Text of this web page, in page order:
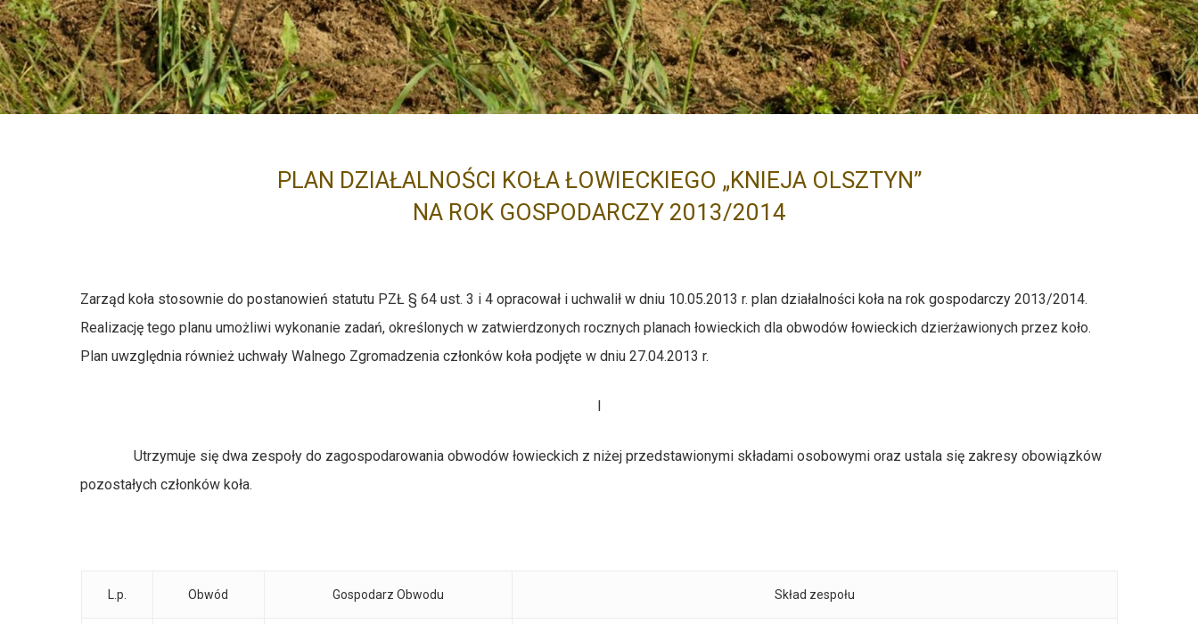
PLAN DZIAŁALNOŚCI KOŁA ŁOWIECKIEGO „KNIEJA OLSZTYN”
NA ROK GOSPODARCZY 2013/2014
Zarząd koła stosownie do postanowień statutu PZŁ § 64 ust. 3 i 4 opracował i uchwalił w dniu 10.05.2013 r. plan działalności koła na rok gospodarczy 2013/2014.
Realizację tego planu umożliwi wykonanie zadań, określonych w zatwierdzonych rocznych planach łowieckich dla obwodów łowieckich dzierżawionych przez koło.
Plan uwzględnia również uchwały Walnego Zgromadzenia członków koła podjęte w dniu 27.04.2013 r.
I
Utrzymuje się dwa zespoły do zagospodarowania obwodów łowieckich z niżej przedstawionymi składami osobowymi oraz ustala się zakresy obowiązków
pozostałych członków koła.
L.p. Obwód Gospodarz Obwodu Skład zespołu